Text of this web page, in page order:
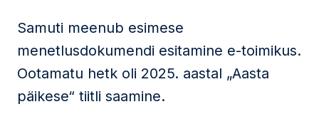
Samuti meenub esimese
menetlusdokumendi esitamine e-toimikus.
Ootamatu hetk oli 2025. aastal „Aasta
päikese“ tiitli saamine.